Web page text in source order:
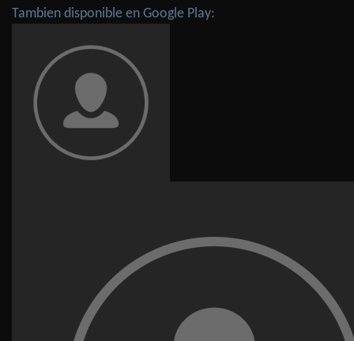
Tambien disponible en Google Play: